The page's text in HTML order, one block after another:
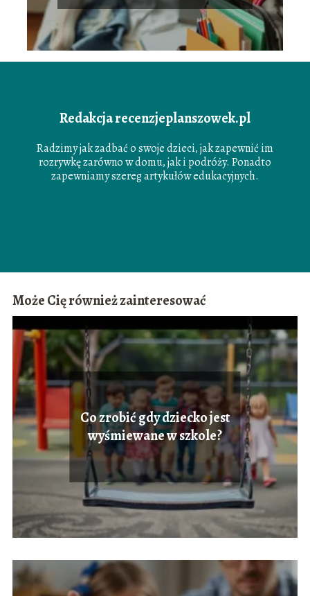
Redakcja recenzjeplanszowek.pl
Radzimy jak zadbać o swoje dzieci, jak zapewnić im
rozrywkę zarówno w domu, jak i podróży. Ponadto
zapewniamy szereg artykułów edukacyjnych.
Może Cię również zainteresować
Co zrobić gdy dziecko jest
wyśmiewane w szkole?